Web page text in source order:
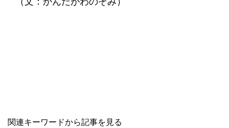
関連キーワードから記事を見る